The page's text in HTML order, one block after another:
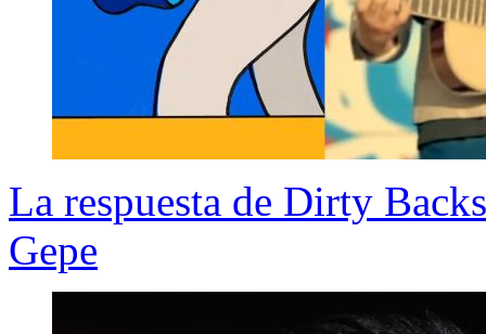
La respuesta de Dirty
Gepe